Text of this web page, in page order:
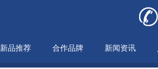
新品推荐 合作品牌 新闻资讯